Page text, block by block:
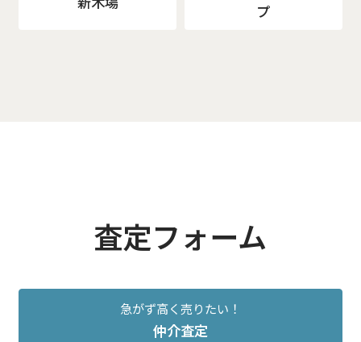
プ
査定フォーム
急がず高く売りたい！
仲介査定